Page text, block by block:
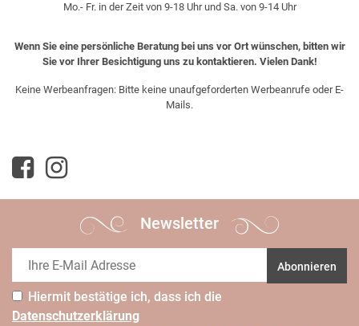
Mo.- Fr. in der Zeit von 9-18 Uhr und Sa. von 9-14 Uhr
Wenn Sie eine persönliche Beratung bei uns vor Ort wünschen, bitten wir
Sie vor Ihrer Besichtigung uns zu kontaktieren. Vielen Dank!
Keine Werbeanfragen: Bitte keine unaufgeforderten Werbeanrufe oder E-
Mails.
Newsletter
Abonnieren
Hiermit bestätige ich, dass ich die
Daten­schutz­erklärung